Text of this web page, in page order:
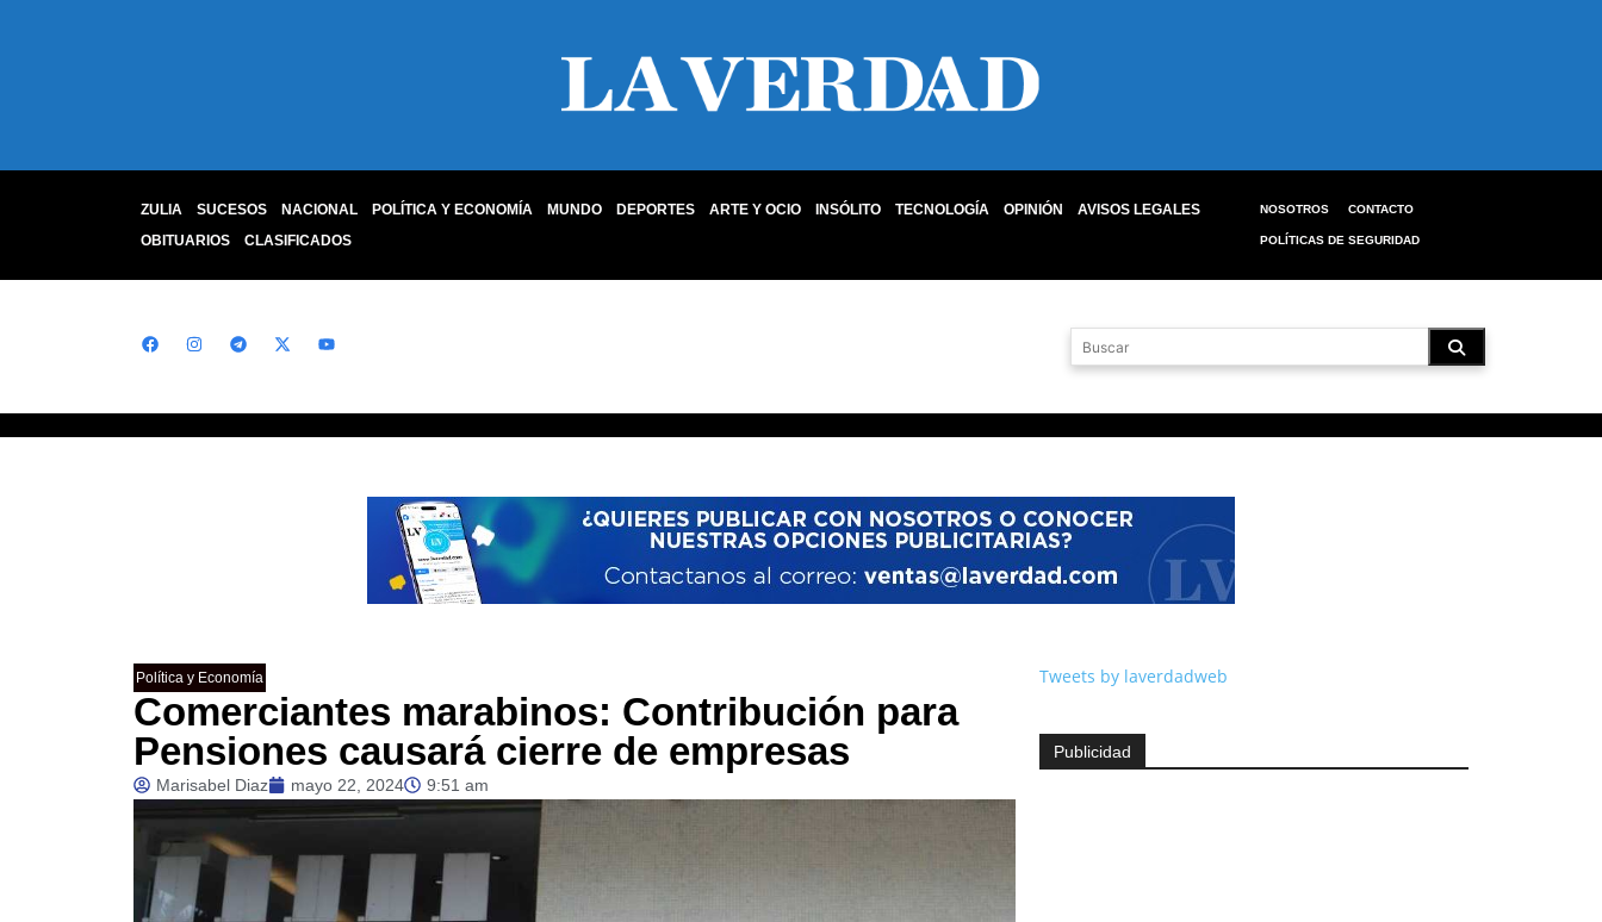
ZULIA SUCESOS NACIONAL POLÍTICA Y ECONOMÍA MUNDO DEPORTES ARTE Y OCIO INSÓLITO TECNOLOGÍA OPINIÓN
AVISOS LEGALES
OBITUARIOS
CLASIFICADOS
NOSOTROS CONTACTO
POLÍTICAS DE SEGURIDAD
Política y Economía
Comerciantes marabinos: Contribución para
Pensiones causará cierre de empresas
Marisabel Diaz mayo 22, 2024 9:51 am
Tweets by laverdadweb
Publicidad